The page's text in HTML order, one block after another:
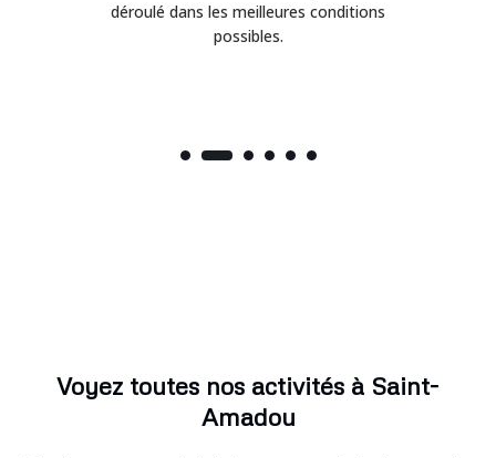
déroulé dans les meilleures conditions
possibles.
Voyez toutes nos activités à Saint-
Amadou